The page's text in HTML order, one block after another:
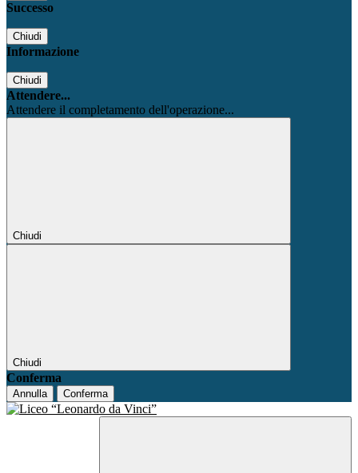
Successo
Chiudi
Informazione
Chiudi
Attendere...
Attendere il completamento dell'operazione...
Chiudi
Chiudi
Conferma
Annulla Conferma